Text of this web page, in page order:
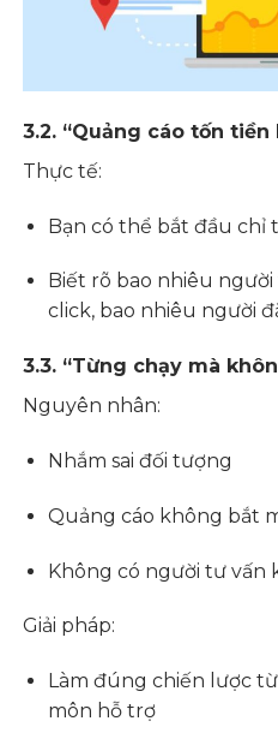
3.2. “Quảng cáo tốn tiền
Thực tế:
Bạn có thể bắt đầu chỉ
Biết rõ bao nhiêu
click, bao nhiêu người
3.3. “Từng chạy mà
Nguyên nhân:
Nhắm sai đối tượng
Quảng cáo không bắt
Không có người tư vấn
Giải pháp:
Làm đúng chiến lược
môn hỗ trợ